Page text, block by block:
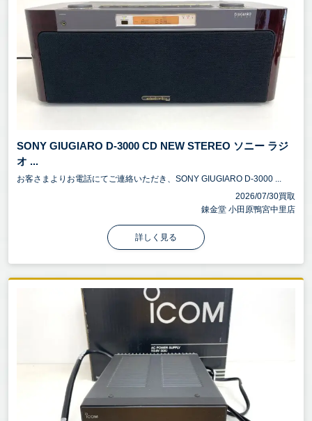
SONY GIUGIARO D-3000 CD NEW STEREO ソニー ラジ
オ ...
お客さまよりお電話にてご連絡いただき、SONY GIUGIARO D-3000 ...
2026/07/30買取
錬金堂 小田原鴨宮中里店
詳しく見る